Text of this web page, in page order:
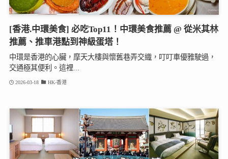
[香港.中環美食] 必吃Top11！中環美食推薦 @ 從米其林
推薦、推車港點到神級蛋塔！
中環是香港的心臟，摩天大樓與懷舊巷弄交織，叮叮車優雅駛過，
交通極其便利。這裡...
2026-03-18 HK-香港